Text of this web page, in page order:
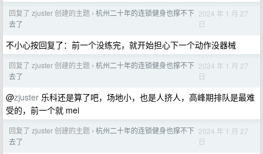
回复了 zjuster 创建的主题 › 杭州二十年的连锁健身也撑不下
去了
2024 年 1 月 27
日
不小心按回复了：前一个没练完，就开始担心下一个动作没器械
回复了 zjuster 创建的主题 › 杭州二十年的连锁健身也撑不下
去了
2024 年 1 月 27
日
@zjuster 乐科还是算了吧，场地小，也是人挤人，高峰期排队是最难
受的，前一个就 mei
回复了 zjuster 创建的主题 › 杭州二十年的连锁健身也撑不下
去了
2024 年 1 月 27
日